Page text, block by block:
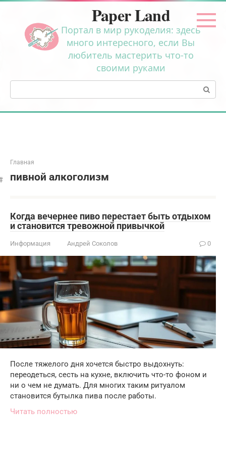
Перейти
контенту
Paper Land
Портал в мир рукоделия: здесь
много интересного, если Вы
любитель мастерить что-то
своими руками
Поиск:
Главная
пивной алкоголизм
Когда вечернее пиво перестает быть отдыхом
и становится тревожной привычкой
Информация Андрей Соколов 0
После тяжелого дня хочется быстро выдохнуть:
переодеться, сесть на кухне, включить что-то фоном и
ни о чем не думать. Для многих таким ритуалом
становится бутылка пива после работы.
Читать полностью